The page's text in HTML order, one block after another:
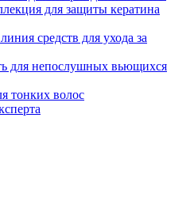
для защиты кератина
средств для ухода за
для непослушных вьющихся
тонких волос